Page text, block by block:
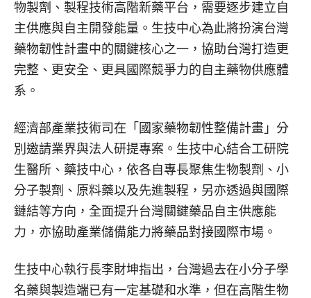
物製劑、製程技術高階新藥平台，需要逐步建立自
主供應與自主開發能量。生技中心為此將扮演台灣
藥物韌性計畫中的關鍵核心之一，協助台灣打造更
完整、更安全、更具國際競爭力的自主藥物供應體
系。
經濟部產業技術司在「國家藥物韌性整備計畫」分
別邀請業界與法人研提專案。生技中心結合工研院
生醫所、藥技中心，依各自專長聚焦生物製劑、小
分子製劑、原料藥以及先進製程，另亦透過與國際
鏈結等方向，全面提升台灣關鍵藥品自主供應能
力，亦協助產業儲備能力將藥品對接國際市場。
生技中心執行長李財坤指出，台灣過去在小分子學
名藥與製造端已有一定基礎和水準，但在高階生物